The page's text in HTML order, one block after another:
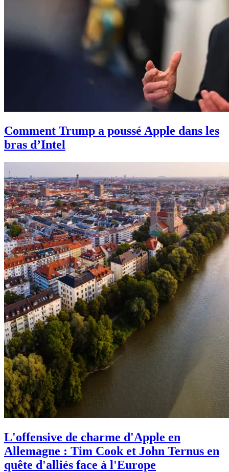
Comment Trump a poussé Apple dans les
bras d’Intel
L'offensive de charme d'Apple en
Allemagne : Tim Cook et John Ternus en
quête d'alliés face à l'Europe